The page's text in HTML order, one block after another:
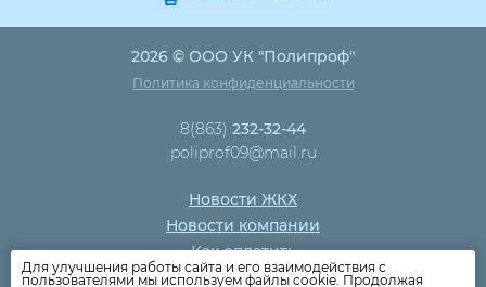
2026 © ООО УК "Полипроф"
Политика конфиденциальности
8(863) 232-32-44
poliprof09@mail.ru
Новости ЖКХ
Новости компании
Как оплатить
Дома
Для улучшения работы сайта и его взаимодействия с
пользователями мы используем файлы cookie. Продолжая